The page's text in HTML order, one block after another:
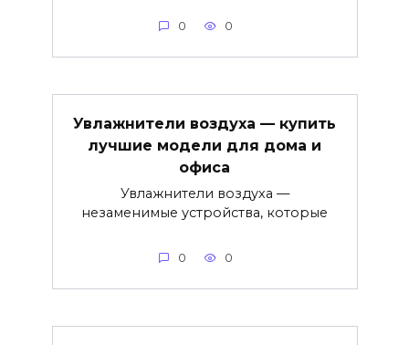
0 0
Увлажнители воздуха — купить
лучшие модели для дома и
офиса
Увлажнители воздуха —
незаменимые устройства, которые
0 0